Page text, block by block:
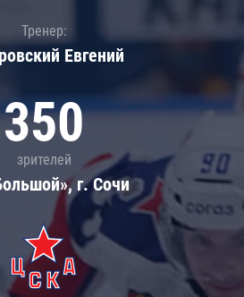
Тренер:
Евгений
350
зрителей
г. Сочи